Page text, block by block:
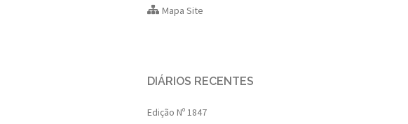
Mapa Site
DIÁRIOS RECENTES
Edição Nº 1847